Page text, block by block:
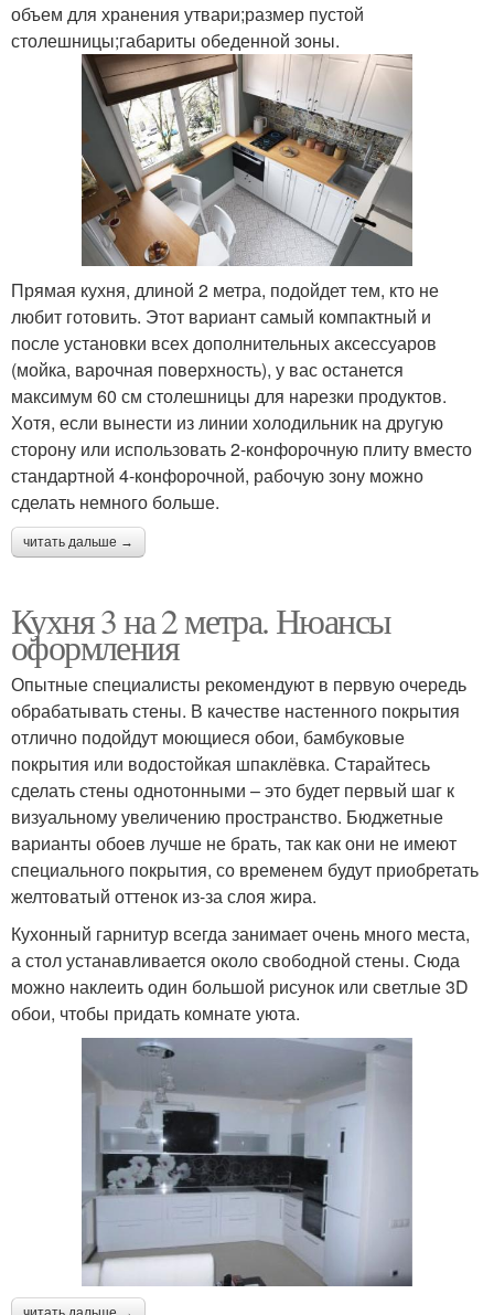
объем для хранения утвари;размер пустой
столешницы;габариты обеденной зоны.
Прямая кухня, длиной 2 метра, подойдет тем, кто не
любит готовить. Этот вариант самый компактный и
после установки всех дополнительных аксессуаров
(мойка, варочная поверхность), у вас останется
максимум 60 см столешницы для нарезки продуктов.
Хотя, если вынести из линии холодильник на другую
сторону или использовать 2-конфорочную плиту вместо
стандартной 4-конфорочной, рабочую зону можно
сделать немного больше.
читать дальше →
Кухня 3 на 2 метра. Нюансы
оформления
Опытные специалисты рекомендуют в первую очередь
обрабатывать стены. В качестве настенного покрытия
отлично подойдут моющиеся обои, бамбуковые
покрытия или водостойкая шпаклёвка. Старайтесь
сделать стены однотонными – это будет первый шаг к
визуальному увеличению пространство. Бюджетные
варианты обоев лучше не брать, так как они не имеют
специального покрытия, со временем будут приобретать
желтоватый оттенок из-за слоя жира.
Кухонный гарнитур всегда занимает очень много места,
а стол устанавливается около свободной стены. Сюда
можно наклеить один большой рисунок или светлые 3D
обои, чтобы придать комнате уюта.